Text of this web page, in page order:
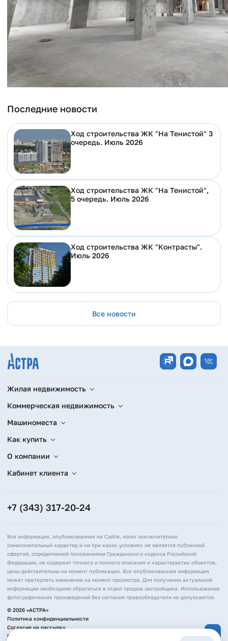
Последние новости
Ход строительства ЖК "На Тенистой" 3
очередь. Июль 2026
Ход строительства ЖК "На Тенистой",
5 очередь. Июль 2026
Ход строительства ЖК "Контрасты".
Июль 2026
Все новости
Жилая недвижимость
Коммерческая недвижимость
Машиноместа
Как купить
О компании
Кабинет клиента
+7 (343) 317-20-24
Вся информация, опубликованная на Сайте, носит исключительно
ознакомительный характер и ни при каких условиях не является публичной
офертой, определяемой положениями Гражданского кодекса Российской
Федерации, не содержит точного и полного описания и характеристик объектов,
цены действительны на момент публикации. Вся опубликованная информация
может претерпеть изменения на момент просмотра. Для получения актуальной
информации необходимо обратиться в отдел продаж застройщика. Использование
фотографических произведений без согласия правообладателя не допускаются.
© 2026 «АСТРА»
Политика конфиденциальности
Согласие на рассылку
Политика обработки персональных данных